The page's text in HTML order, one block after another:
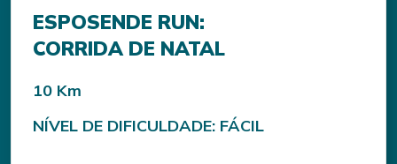
ESPOSENDE RUN:
CORRIDA DE NATAL
10 Km
NÍVEL DE DIFICULDADE: FÁCIL